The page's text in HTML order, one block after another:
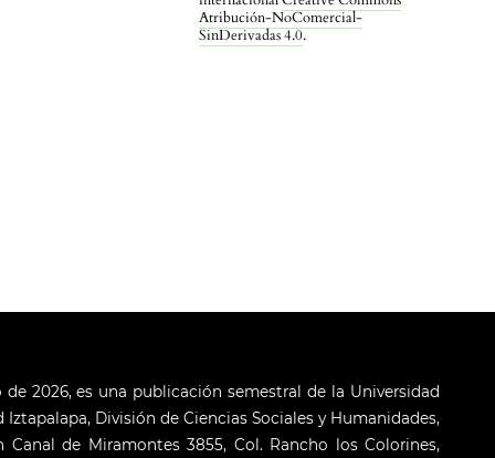
Atribución-NoComercial-
SinDerivadas 4.0.
de 2026, es una publicación semestral de la Universidad
División de Ciencias Sociales y Humanidades,
de Miramontes 3855, Col. Rancho los Colorines,